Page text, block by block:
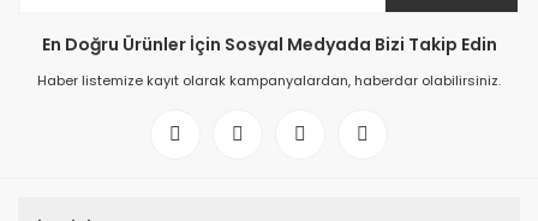
En Doğru Ürünler İçin Sosyal Medyada Bizi Takip Edin
Haber listemize kayıt olarak kampanyalardan, haberdar olabilirsiniz.